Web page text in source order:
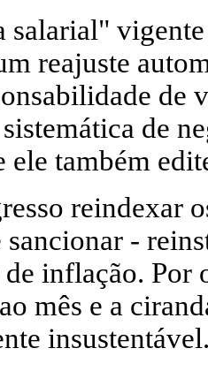
vigente
reajuste
de
de
ele também
reindexar
sancionar -
inflação. Por
mês e a